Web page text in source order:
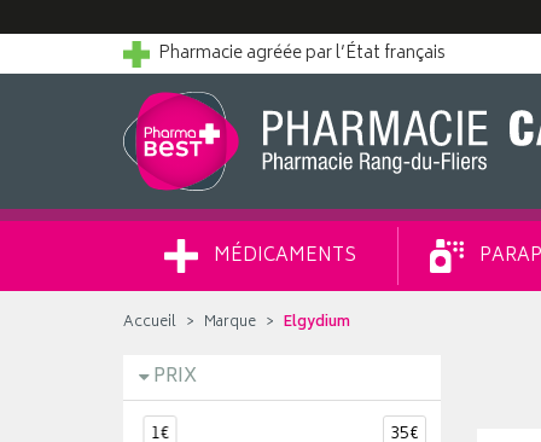
Pharmacie agréée par l’État français
MÉDICAMENTS
Accueil Marque Elgydium
PRIX
1€ 35€